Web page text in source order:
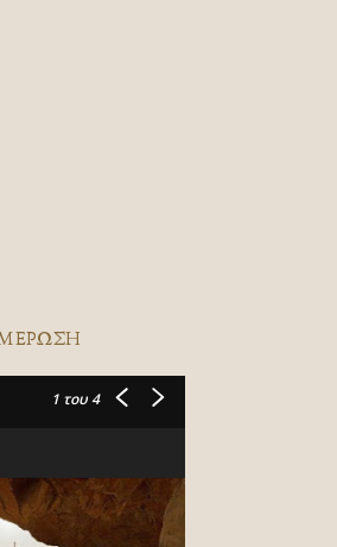
1 του 4